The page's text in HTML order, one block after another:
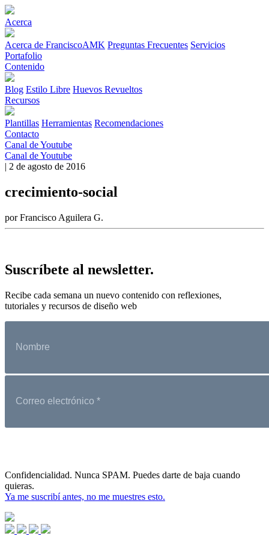
Acerca
Acerca de FranciscoAMK Preguntas Frecuentes Servicios
Portafolio
Contenido
Blog Estilo Libre Huevos Revueltos
Recursos
Plantillas Herramientas Recomendaciones
Contacto
Canal de Youtube
Canal de Youtube
| 2 de agosto de 2016
crecimiento-social
por Francisco Aguilera G.
Suscríbete al newsletter.
Recibe cada semana un nuevo contenido con reflexiones,
tutoriales y recursos de diseño web
Confidencialidad. Nunca SPAM. Puedes darte de baja cuando
quieras.
Ya me suscribí antes, no me muestres esto.